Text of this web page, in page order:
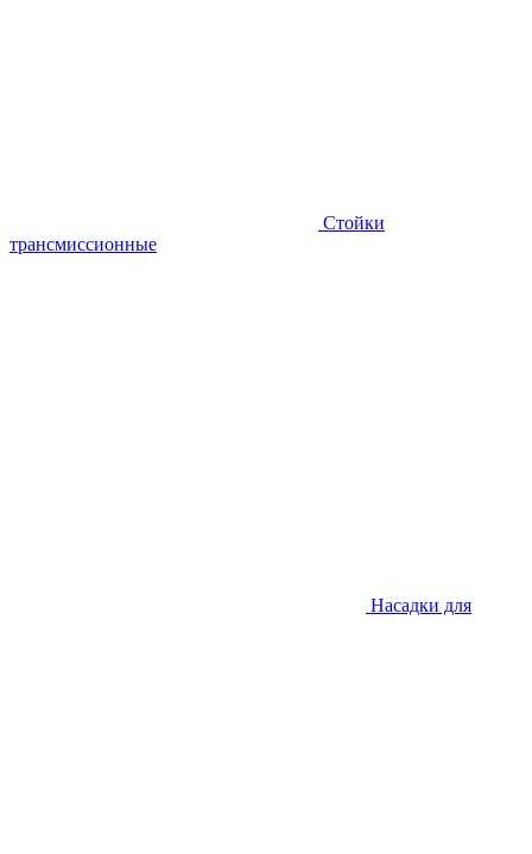
Стойки
трансмиссионные
Насадки для